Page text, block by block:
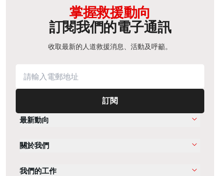
掌握救援動向
訂閱我們的電子通訊
收取最新的人道救援消息、活動及呼籲。
訂閱
最新動向
關於我們
我們的工作